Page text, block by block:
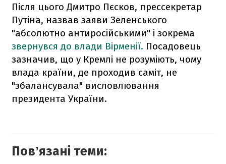
Після цього Дмитро Пєсков, прессекретар
Путіна, назвав заяви Зеленського
"абсолютно антиросійськими" і зокрема
звернувся до влади Вірменії. Посадовець
зазначив, що у Кремлі не розуміють, чому
влада країни, де проходив саміт, не
"збалансувала" висловлювання
президента України.
Повʼязані теми: